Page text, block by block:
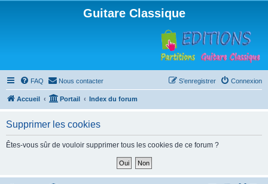
Guitare Classique
FAQ Nous contacter Connexion
S’enregistrer
Accueil Portail Index du forum
Supprimer les cookies
Êtes-vous sûr de vouloir supprimer tous les cookies de ce forum ?